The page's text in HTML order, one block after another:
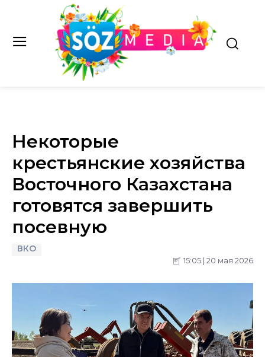
Некоторые
крестьянские хозяйства
Восточного Казахстана
готовятся завершить
посевную
ВКО
15:05 | 20 мая 2026